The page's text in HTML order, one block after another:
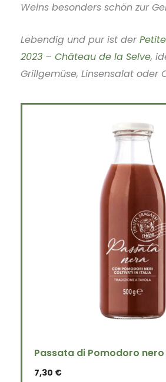
Weins besonders schön zur
Lebendig und pur ist der
2023 – Château de la Selve,
Grillgemüse, Linsensalat oder
Passata di Pomodoro
7,30 €